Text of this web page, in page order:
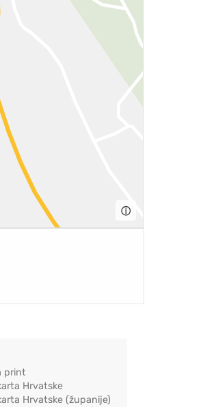
ⓘ
print
Hrvatske
Hrvatske (županije)